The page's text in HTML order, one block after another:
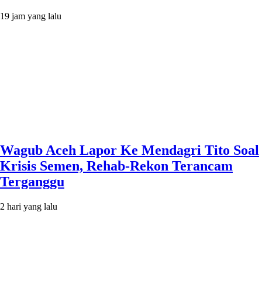
19 jam yang lalu
Wagub Aceh Lapor Ke Mendagri Tito Soal
Krisis Semen, Rehab-Rekon Terancam
Terganggu
2 hari yang lalu